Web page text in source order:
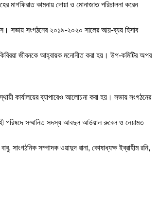
মাগফিরাত কামনায় দোয়া ও মোনাজাত পরিচালনা করেন
সভায় সংগঠনের ২০১৯-২০২০ সালের আয়-ব্যয় হিসাব
জীবনকে আহ্বায়ক মনোনীত করা হয়। উপ-কমিটির অপর
কার্যালয়ের ব্যাপারেও আলোচনা করা হয়। সভায় সংগঠনের
পরিষদে সম্মানিত সদস্য আবদুল আউয়াল রুবেল ও নেয়ামত
সাংগঠনিক সম্পাদক ওয়াদুদ রানা, কোষাধ্যক্ষ ইব্রাহীম রনি,